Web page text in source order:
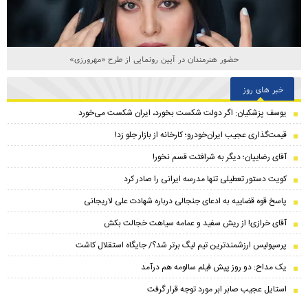
حضور هنرمندان در آیین رونمایی از طرح «مهرورزی»
خبر های روز
یوسف پزشکیان: اگر دولت شکست بخورد، ایران شکست می‌خورد
قیمت‌گذاری عجیب ایران‌خودرو؛ کارخانه از بازار جلو زد!
آقای رضاییان؛ دیگر به شرافتت قسم نخور!
کویت دستور تعطیلی تنها مدرسه ایرانی را صادر کرد
پاسخ قوه قضاییه به ادعای جنجالی درباره شهادت علی لاریجانی
آقای خرازی! از ریش سفید و عمامه سیاهت خجالت بکش
پرسپولیس ارزشمندترین تیم لیگ برتر شد؟/ جایگاه استقلال کاشت
یک مداح: دو روز پیش فیلم سالومه هم درآمد
استایل عجیب صابر ابر مورد توجه قرار گرفت